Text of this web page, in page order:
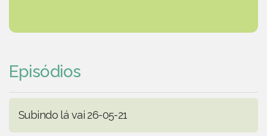
Episódios
Subindo lá vai 26-05-21